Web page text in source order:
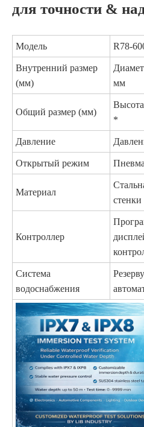
для точности &
Модель R78-
Внутренний размер
(мм)
мм
Общий размер (мм)
*
Давление
Открытый режим
Материал
Контроллер
Система
водоснабжения